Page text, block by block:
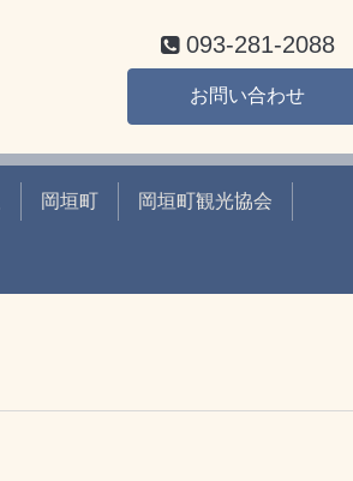
093-281-2088
お問い合わせ
岡垣町 岡垣町観光協会